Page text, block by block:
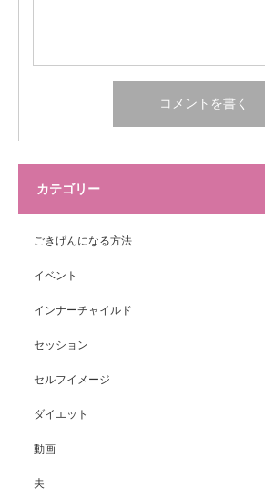
カテゴリー
ごきげんになる方法
イベント
インナーチャイルド
セッション
セルフイメージ
ダイエット
動画
夫